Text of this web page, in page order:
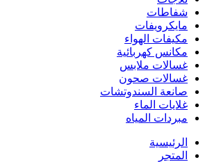
شفاطات
مايكرويفات
مكيفات الهواء
مكانس كهربائية
غسالات ملابس
غسالات صحون
صانعة السندوتشات
غلايات الماء
مبردات المياه
الرئيسية
المتجر